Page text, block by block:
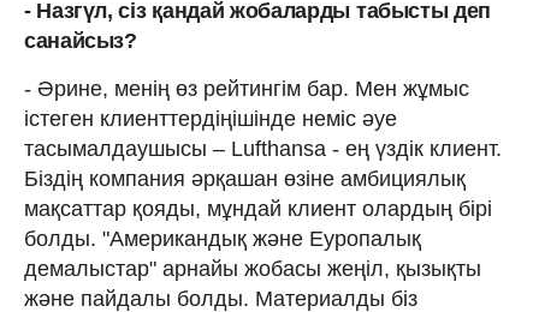
- Назгүл, сіз қандай жобаларды табысты деп
санайсыз?
- Әрине, менің өз рейтингім бар. Мен жұмыс
істеген клиенттердіңішінде неміс әуе
тасымалдаушысы – Lufthansa - ең үздік клиент.
Біздің компания әрқашан өзіне амбициялық
мақсаттар қояды, мұндай клиент олардың бірі
болды. "Американдық және Еуропалық
демалыстар" арнайы жобасы жеңіл, қызықты
және пайдалы болды. Материалды біз